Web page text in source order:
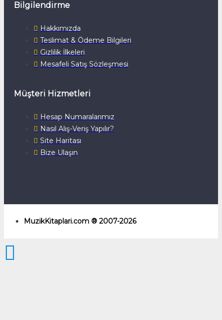
Bilgilendirme
Hakkımızda
Teslimat & Ödeme Bilgileri
Gizlilik İlkeleri
Mesafeli Satış Sözleşmesi
Müşteri Hizmetleri
Hesap Numaralarımız
Nasıl Alış-Veriş Yapılır?
Site Haritası
Bize Ulaşın
MuzikKitaplari.com ® 2007-2026